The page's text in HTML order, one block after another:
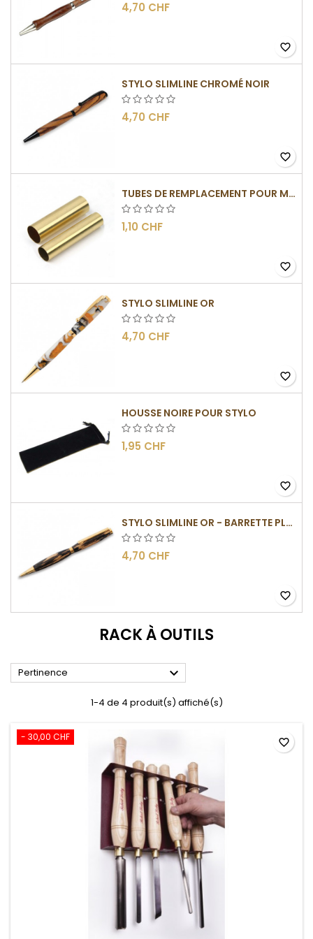
4,70 CHF
favorite_border
STYLO SLIMLINE CHROMÉ NOIR
4,70 CHF
favorite_border
TUBES DE REMPLACEMENT POUR MÉCANISME SLIMLINE
1,10 CHF
favorite_border
STYLO SLIMLINE OR
4,70 CHF
favorite_border
HOUSSE NOIRE POUR STYLO
1,95 CHF
favorite_border
STYLO SLIMLINE OR - BARRETTE PLATE
4,70 CHF
favorite_border
RACK À OUTILS
Pertinence 
1-4 de 4 produit(s) affiché(s)
- 30,00 CHF favorite_border